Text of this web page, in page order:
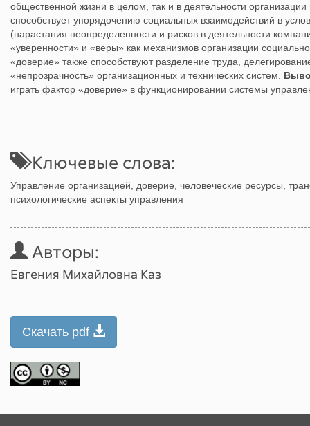
общественной жизни в целом, так и в деятельности
способствует упорядочению социальных взаимодействий в
(нарастания неопределенности и рисков в деятельности
«уверенности» и «веры» как механизмов организации
«доверие» также способствуют разделение труда,
«непрозрачность» организационных и технических систем.
играть фактор «доверие» в функционировании системы
Ключевые слова:
Управление организацией, доверие, человеческие ресурсы,
психологические аспекты управления
Авторы:
Евгения Михайловна Каз
Скачать pdf